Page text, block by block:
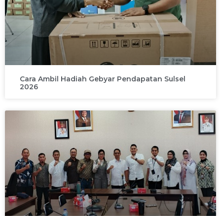
Cara Ambil Hadiah Gebyar Pendapatan Sulsel
2026